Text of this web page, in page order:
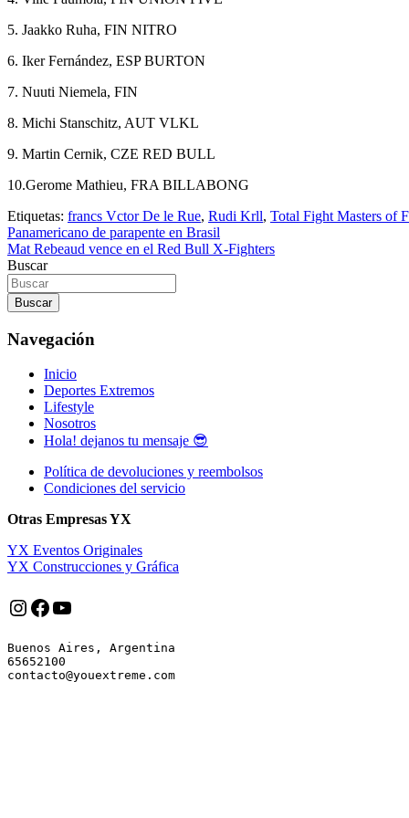
5. Jaakko Ruha, FIN NITRO
6. Iker Fernández, ESP BURTON
7. Nuuti Niemela, FIN
8. Michi Stanschitz, AUT VLKL
9. Martin Cernik, CZE RED BULL
10.Gerome Mathieu, FRA BILLABONG
Etiquetas: francs Vctor De le Rue, Rudi Krll, Total Fight Masters of
Navegación
de
entradas
Panamericano de parapente en Brasil
Mat Rebeaud vence en el Red Bull X-Fighters
Buscar
Buscar
Navegación
Inicio
Deportes Extremos
Lifestyle
Nosotros
Hola! dejanos tu mensaje 😎
Política de devoluciones y reembolsos
Condiciones del servicio
Otras Empresas YX
YX Eventos Originales
YX Construcciones y Gráfica
Instagram
Facebook
YouTube
Buenos Aires, Argentina
65652100